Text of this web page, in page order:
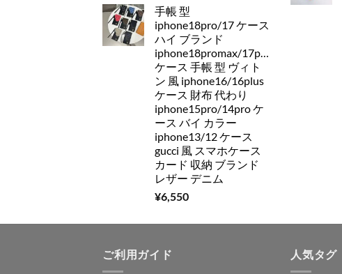
手帳 型
iphone18pro/17 ケース
ハイ ブランド
iphone18promax/17pro/16pro
ケース 手帳 型 ヴィト
ン 風 iphone16/16plus
ケース 財布 代わり
iphone15pro/14pro ケ
ース バイ カラー
iphone13/12 ケース
gucci 風 スマホケース
カード 収納 ブランド
レザー デニム
¥6,550
ご利用ガイド 人気タグ